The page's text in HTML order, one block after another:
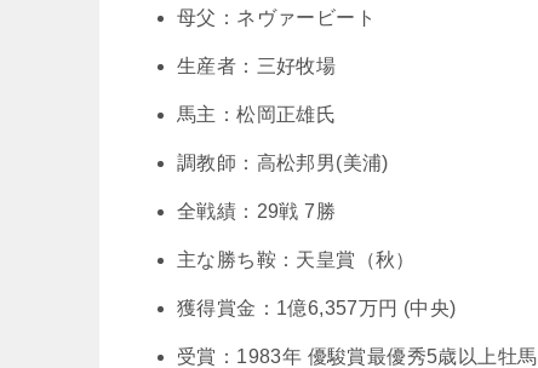
母父：ネヴァービート
生産者：三好牧場
馬主：松岡正雄氏
調教師：高松邦男(美浦)
全戦績：29戦 7勝
主な勝ち鞍：天皇賞（秋）
獲得賞金：1億6,357万円 (中央)
受賞：1983年 優駿賞最優秀5歳以上牡馬